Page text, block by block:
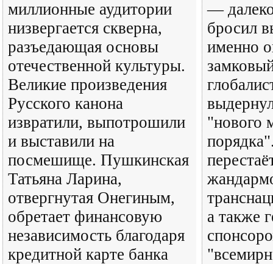
миллионные аудитории
низвергается скверна,
разъедающая основы
отечественной культуры.
Великие произведения
Русского канона
извратили, выпотрошили
и выставили на
посмешище. Пушкинская
Татьяна Ларина,
отвергнутая Онегиным,
обретает финансовую
независимость благодаря
кредитной карте банка
—
бросил
именно
"нового
а также